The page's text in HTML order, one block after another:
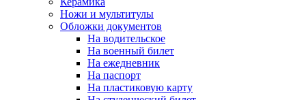
Ножи и мультитулы
Обложки документов
На водительское
На военный билет
На ежедневник
На паспорт
На пластиковую карту